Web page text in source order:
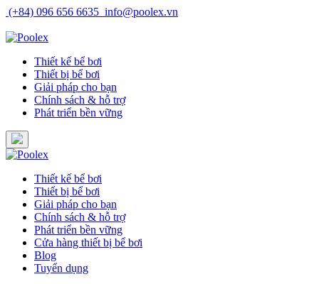
Skip
content
(+84) 096 656 6635 info@poolex.vn
Thiết kế bể bơi
Thiết bị bể bơi
Giải pháp cho bạn
Chính sách & hỗ trợ
Phát triển bền vững
Thiết kế bể bơi
Thiết bị bể bơi
Giải pháp cho bạn
Chính sách & hỗ trợ
Phát triển bền vững
Cửa hàng thiết bị bể bơi
Blog
Tuyển dụng